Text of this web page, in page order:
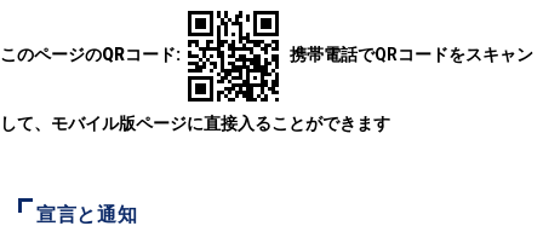
このページのQRコード: 携帯電話でQRコードをスキャン
して、モバイル版ページに直接入ることができます
宣言と通知